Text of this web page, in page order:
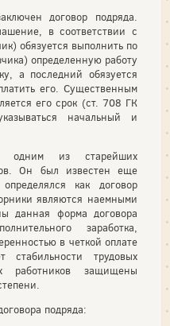
договор подряда.
в соответствии с
обязуется выполнить по
определенную работу
а последний обязуется
его. Существенным
его срок (ст. 708 ГК
начальный и
одним из старейших
Он был известен еще
как договор
являются наемными
данная форма договора
заработка,
в четкой оплате
трудовых
работников защищены
подряда: